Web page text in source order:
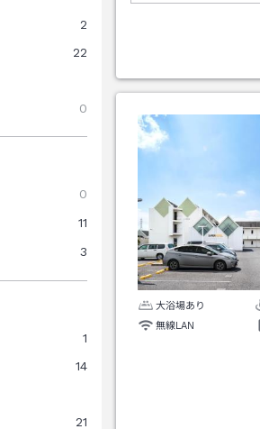
2
22
0
0
11
3
1
14
21
大浴場あり
無線LAN